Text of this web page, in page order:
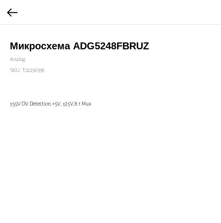
Микросхема ADG5248FBRUZ
Analog
SKU: Т02290336
±55V OV Detection,+5V, ±25V,8:1 Mux